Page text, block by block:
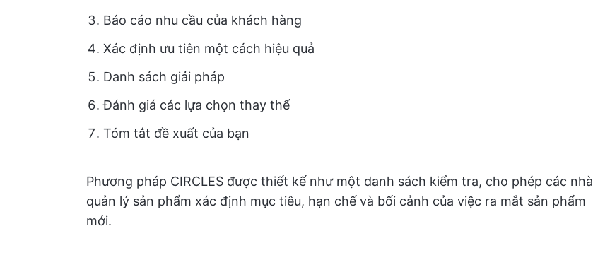
Báo cáo nhu cầu của khách hàng
Xác định ưu tiên một cách hiệu quả
Danh sách giải pháp
Đánh giá các lựa chọn thay thế
Tóm tắt đề xuất của bạn
Phương pháp CIRCLES được thiết kế như một danh sách kiểm tra, cho phép các nhà
quản lý sản phẩm xác định mục tiêu, hạn chế và bối cảnh của việc ra mắt sản phẩm
mới.